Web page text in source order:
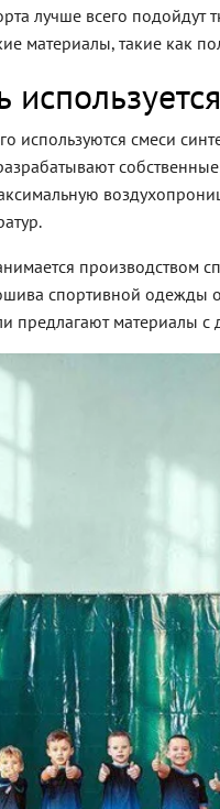
лучше всего подойдут
материалы, такие как
используются смеси
производством
спортивной одежды
предлагают материалы